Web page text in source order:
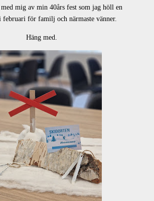
mig av min 40års fest som jag höll en
för familj och närmaste vänner.
Häng med.